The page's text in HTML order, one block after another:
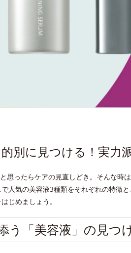
的別に見つける！実力
思ったらケアの見直しどき。そんな時
人気の美容液3種類をそれぞれの特徴
じめましょう。
う「美容液」の見つ